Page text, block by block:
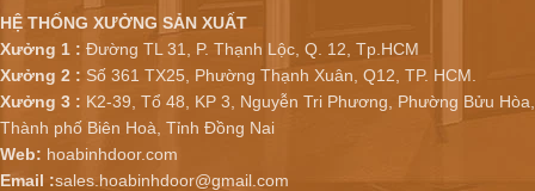
HỆ THỐNG XƯỞNG SẢN XUẤT
Xưởng 1 : Đường TL 31, P. Thạnh Lộc, Q. 12, Tp.HCM
Xưởng 2 : Số 361 TX25, Phường Thạnh Xuân, Q12, TP. HCM.
Xưởng 3 : K2-39, Tổ 48, KP 3, Nguyễn Tri Phương, Phường Bửu Hòa,
Thành phố Biên Hoà, Tỉnh Đồng Nai
Web: hoabinhdoor.com
Email :sales.hoabinhdoor@gmail.com